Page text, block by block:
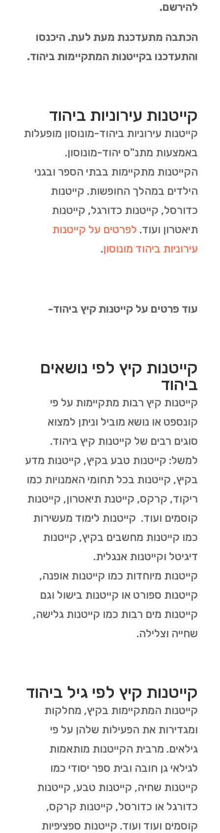
להירשם.
הכתבה מתעדכנת מעת לעת. היכנסו
והתעדכנו בקייטנות המתקיימות ביהוד.
קייטנות עירוניות ביהוד
קייטנות עירוניות ביהוד-מונוסון מופעלות
באמצעות מתנ"ס יהוד-מונוסון.
הקייטנות מתקיימות בבתי הספר ובגני
הילדים במהלך החופשות. קייטנות
כדורסל, קייטנות כדורגל, קייטנות
תיאטרון ועוד. לפרטים על קייטנות
עירוניות ביהוד מונוסון.
עוד פרטים על קייטנות קיץ ביהוד-
קייטנות קיץ לפי נושאים
ביהוד
קייטנות קיץ רבות מתקיימות על פי
קונספט או נושא מוביל וניתן למצוא
סוגים רבים של קייטנות קיץ ביהוד.
למשל: קייטנות טבע בקיץ, קייטנות מדע
בקיץ, קייטנות בכל תחומי האמנויות כמו
ריקוד, קרקס, קייטנת תיאטרון, קייטנות
קוסמים ועוד. קייטנות לימוד מעשירות
כמו קייטנות מחשבים בקיץ, קייטנות
דיגיטל וקייטנות אנגלית.
קייטנות מיוחדות כמו קייטנות אופנה,
קייטנות ספורט או קייטנות בישול וגם
קייטנות מים רבות כמו קייטנות גלישה,
שחייה וצלילה.
קייטנות קיץ לפי גיל ביהוד
קייטנות המתקיימות בקיץ, מחלקות
ומגדירות את הפעילות שלהן על פי
גילאים. מרבית הקייטנות מותאמות
לגילאי גן חובה ובית ספר יסודי כמו
קייטנות שחיה, קייטנות טבע, קייטנות
כדורגל או כדורסל, קייטנות קרקס,
קוסמים ועוד ועוד. קייטנות ספציפיות